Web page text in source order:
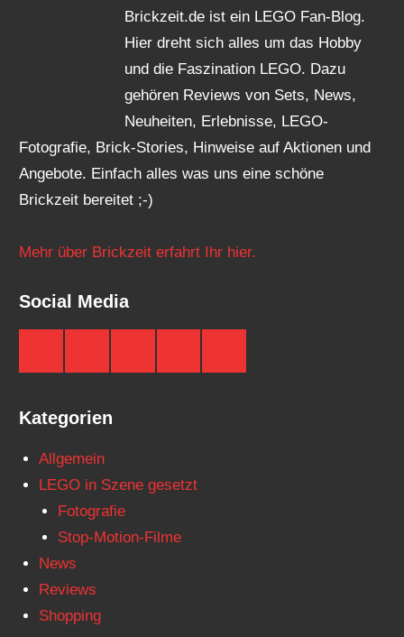
Brickzeit.de ist ein LEGO Fan-Blog.
Hier dreht sich alles um das Hobby
und die Faszination LEGO. Dazu
gehören Reviews von Sets, News,
Neuheiten, Erlebnisse, LEGO-
Fotografie, Brick-Stories, Hinweise auf Aktionen und
Angebote. Einfach alles was uns eine schöne
Brickzeit bereitet ;-)
Mehr über Brickzeit erfahrt Ihr hier.
Social Media
Kategorien
Allgemein
LEGO in Szene gesetzt
Fotografie
Stop-Motion-Filme
News
Reviews
Shopping